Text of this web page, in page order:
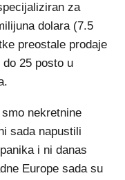
za
dolara (7.5
preostale prodaje
25 posto u
nekretnine
sada napustili
i ni danas
Europe sada su